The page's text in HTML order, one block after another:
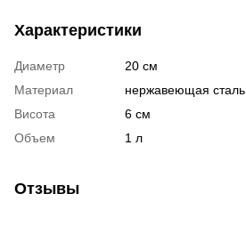
Характеристики
Диаметр
20 см
Материал
нержавеющая сталь
Висота
6 см
Объем
1 л
Отзывы